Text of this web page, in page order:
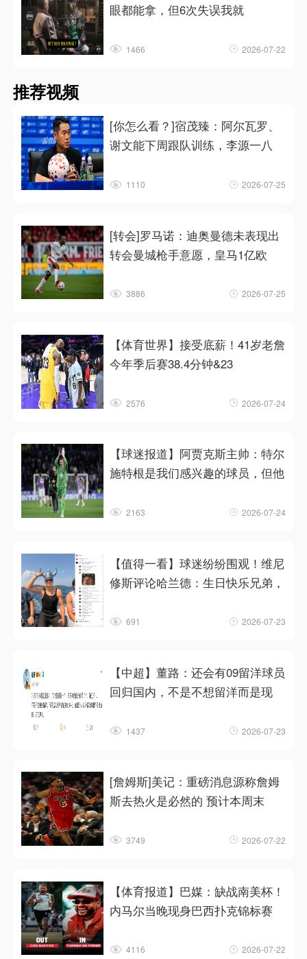
眼都能拿，但6次失误我就
1466 2026-07-22
推荐视频
[你怎么看？]宿茂臻：阿尔瓦罗、
谢文能下周跟队训练，李源一八
1110 2026-07-25
[转会]罗马诺：迪奥曼德未表现出
转会曼城枪手意愿，皇马1亿欧
3886 2026-07-25
【体育世界】接受底薪！41岁老詹
今年季后赛38.4分钟&23
2576 2026-07-24
【球迷报道】阿贾克斯主帅：特尔
施特根是我们感兴趣的球员，但他
2163 2026-07-24
【值得一看】球迷纷纷围观！维尼
修斯评论哈兰德：生日快乐兄弟，
691 2026-07-23
【中超】董路：还会有09留洋球员
回归国内，不是不想留洋而是现
1437 2026-07-23
[詹姆斯]美记：重磅消息源称詹姆
斯去热火是必然的 预计本周末
3749 2026-07-22
【体育报道】巴媒：缺战南美杯！
内马尔当晚现身巴西扑克锦标赛
4116 2026-07-22